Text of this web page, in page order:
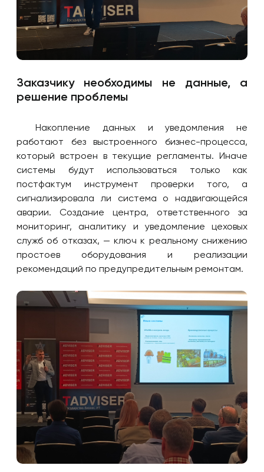
Заказчику необходимы не данные, а
решение проблемы
Накопление данных и уведомления не
работают без выстроенного бизнес-процесса,
который встроен в текущие регламенты. Иначе
системы будут использоваться только как
постфактум инструмент проверки того, а
сигнализировала ли система о надвигающейся
аварии. Создание центра, ответственного за
мониторинг, аналитику и уведомление цеховых
служб об отказах, — ключ к реальному снижению
простоев оборудования и реализации
рекомендаций по предупредительным ремонтам.